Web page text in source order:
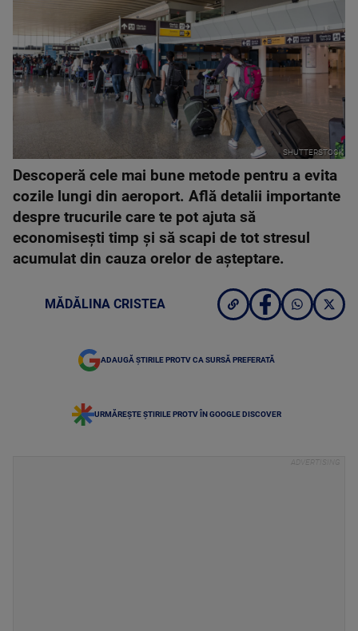
SHUTTERSTOCK
Descoperă cele mai bune metode pentru a evita
cozile lungi din aeroport. Află detalii importante
despre trucurile care te pot ajuta să
economisești timp și să scapi de tot stresul
acumulat din cauza orelor de așteptare.
MĂDĂLINA CRISTEA
ADAUGĂ ȘTIRILE PROTV CA SURSĂ PREFERATĂ
URMĂREȘTE ȘTIRILE PROTV ÎN GOOGLE DISCOVER